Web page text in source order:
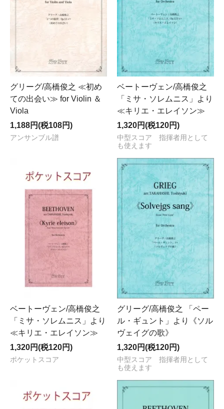
グリーグ/高橋俊之 ≪初め
ての出会い≫ for Violin ＆
Viola
1,188円(税108円)
アンサンブル譜
ベートーヴェン/高橋俊之
「ミサ・ソレムニス」より
≪キリエ・エレイソン≫
1,320円(税120円)
中型スコア 指揮者用として
も使えます
ベートーヴェン/高橋俊之
「ミサ・ソレムニス」より
≪キリエ・エレイソン≫
1,320円(税120円)
ポケットスコア
グリーグ/高橋俊之 「ペー
ル・ギュント」より《ソル
ヴェイグの歌》
1,320円(税120円)
中型スコア 指揮者用として
も使えます